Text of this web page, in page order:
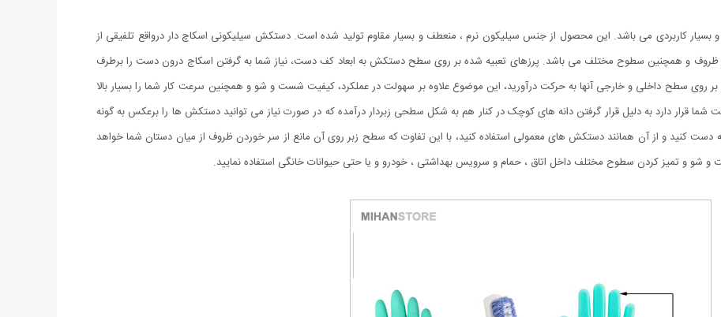
کاربردی می باشد. این محصول از جنس سیلیکون نرم ، منعطف و بسیار مقاوم تولید شده است. دستکش سیلیکونی اسکاچ دار درواقع تلفیقی از
و همچنین سطوح مختلف می باشد. پرزهای تعبیه شده بر روی سطح دستکش به ابعاد کف دست، نیاز شما به گرفتن اسکاج درون دست را برطرف
سطح داخلی و خارجی آنها به حرکت درآورید، این موضوع علاوه بر سهولت در عملکرد، کیفیت شست و شو و همچنین سرعت کار شما را بسیار بالا
دارد به دلیل قرار گرفتن دانه های کوچک در کنار هم به شکل سطحی زبردار درآمده که در صورت نیاز می توانید دستکش ها را برعکس به گونه
کنید و از آن همانند دستکش های معمولی استفاده کنید، با این تفاوت که سطح زبر روی آن مانع از سر خوردن ظروف از میان دستان شما خواهد
شو و تمیز کردن سطوح مختلف داخل اتاق ، حمام و سرویس بهداشتی ، خودرو و یا حتی حیوانات خانگی استفاده نمایید.